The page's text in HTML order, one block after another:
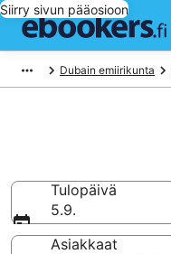
Siirry sivun pääosioon
Dubain emiirikunta
Tulopäivä
5.9.
Asiakkaat